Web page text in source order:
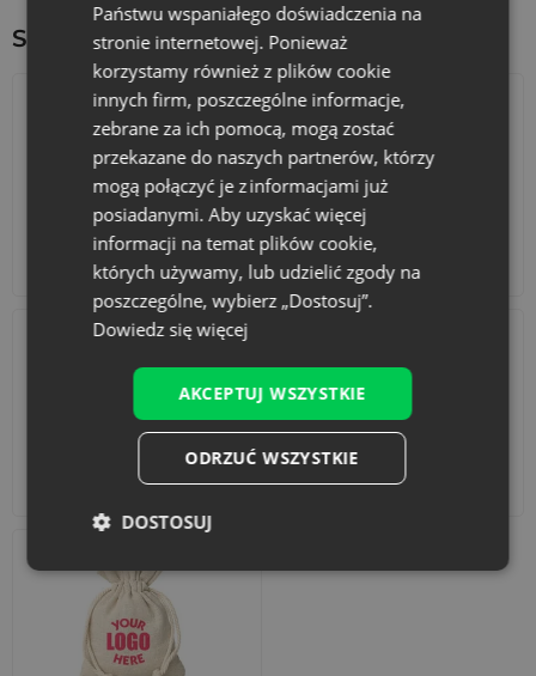
Sprawdź inne ciekawe produkty:
Kalendarze adwentowe Torby bawełniane
Akcesoria i dekoracje Zestawy
Państwu wspaniałego doświadczenia na
stronie internetowej. Ponieważ
korzystamy również z plików cookie
innych firm, poszczególne informacje,
zebrane za ich pomocą, mogą zostać
przekazane do naszych partnerów, którzy
mogą połączyć je z informacjami już
posiadanymi. Aby uzyskać więcej
informacji na temat plików cookie,
których używamy, lub udzielić zgody na
poszczególne, wybierz „Dostosuj”.
Dowiedz się więcej
AKCEPTUJ WSZYSTKIE
ODRZUĆ WSZYSTKIE
DOSTOSUJ